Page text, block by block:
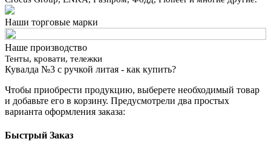
Наши торговые марки
Наше производство
Тенты, кровати, тележки
Кувалда №3 с ручкой литая - как купить?
Чтобы приобрести продукцию, выберете необходимый товар
и добавьте его в корзину. Предусмотрели два простых
варианта оформления заказа:
Быстрый Заказ